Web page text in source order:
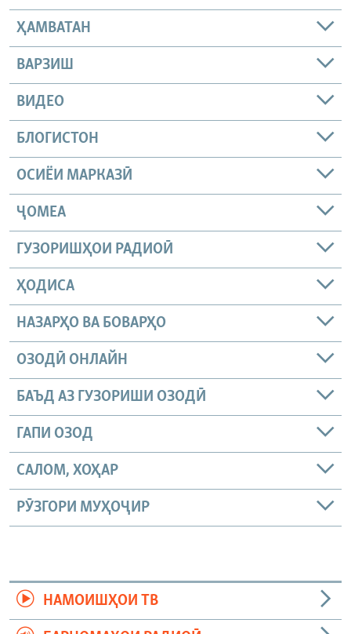
ҲАМВАТАН
ВАРЗИШ
ВИДЕО
БЛОГИСТОН
ОСИЁИ МАРКАЗӢ
ҶОМEА
ГУЗОРИШҲОИ РАДИОӢ
ҲОДИСА
НАЗАРҲО ВА БОВАРҲО
ОЗОДӢ ОНЛАЙН
БАЪД АЗ ГУЗОРИШИ ОЗОДӢ
ГАПИ ОЗОД
САЛОМ, ХОҲАР
РӮЗГОРИ МУҲОҶИР
НАМОИШҲОИ ТВ